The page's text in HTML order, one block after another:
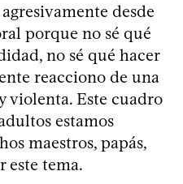
desde
porque no sé qué
no sé qué hacer
reacciono de una
violenta. Este cuadro
estamos
maestros, papás,
este tema.